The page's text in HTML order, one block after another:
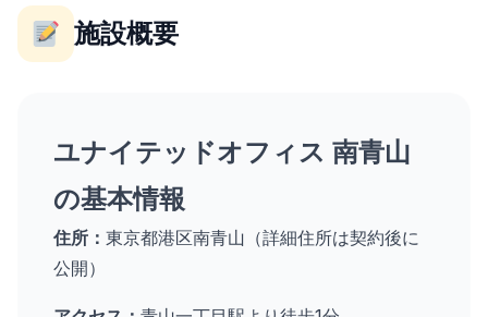
施設概要
ユナイテッドオフィス 南青山
の基本情報
住所： 東京都港区南青山（詳細住所は契約後に
公開）